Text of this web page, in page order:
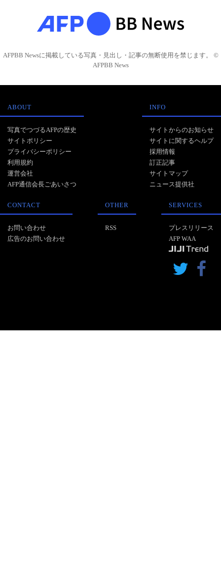
AFPBB Newsに掲載している写真・見出し・記事の無断使用を禁じます。 ©
AFPBB News
ABOUT
写真でつづるAFPの歴史
サイトポリシー
プライバシーポリシー
利用規約
運営会社
AFP通信会長ごあいさつ
INFO
サイトからのお知らせ
サイトに関するヘルプ
採用情報
訂正記事
サイトマップ
ニュース提供社
CONTACT
お問い合わせ
広告のお問い合わせ
OTHER
RSS
SERVICES
プレスリリース
AFP WAA